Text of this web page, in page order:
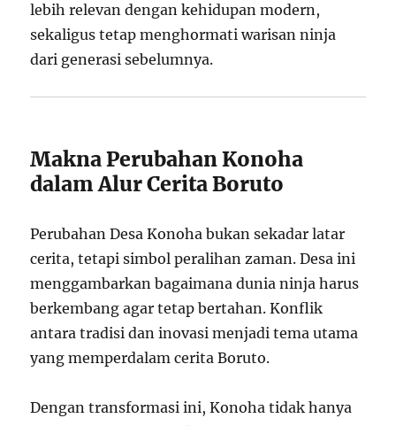
lebih relevan dengan kehidupan modern,
sekaligus tetap menghormati warisan ninja
dari generasi sebelumnya.
Makna Perubahan Konoha
dalam Alur Cerita Boruto
Perubahan Desa Konoha bukan sekadar latar
cerita, tetapi simbol peralihan zaman. Desa ini
menggambarkan bagaimana dunia ninja harus
berkembang agar tetap bertahan. Konflik
antara tradisi dan inovasi menjadi tema utama
yang memperdalam cerita Boruto.
Dengan transformasi ini, Konoha tidak hanya